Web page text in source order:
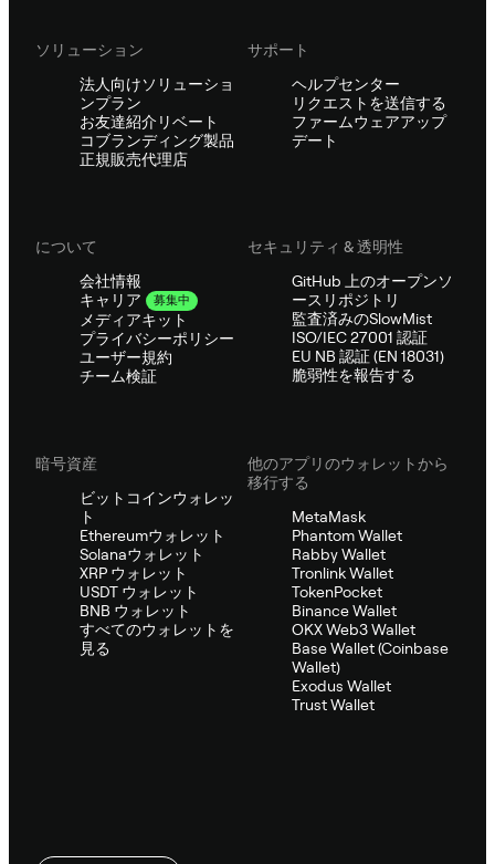
ソリューション
法人向けソリューショ
ンプラン
お友達紹介リベート
コブランディング製品
正規販売代理店
サポート
ヘルプセンター
リクエストを送信する
ファームウェアアップ
デート
について
会社情報
キャリア
募集中
メディアキット
プライバシーポリシー
ユーザー規約
チーム検証
セキュリティ & 透明性
GitHub 上のオープンソ
ースリポジトリ
監査済みのSlowMist
ISO/IEC 27001 認証
EU NB 認証 (EN 18031)
脆弱性を報告する
暗号資産
ビットコインウォレッ
ト
Ethereumウォレット
Solanaウォレット
XRP ウォレット
USDT ウォレット
BNB ウォレット
すべてのウォレットを
見る
他のアプリのウォレットから
移行する
MetaMask
Phantom Wallet
Rabby Wallet
Tronlink Wallet
TokenPocket
Binance Wallet
OKX Web3 Wallet
Base Wallet (Coinbase
Wallet)
Exodus Wallet
Trust Wallet